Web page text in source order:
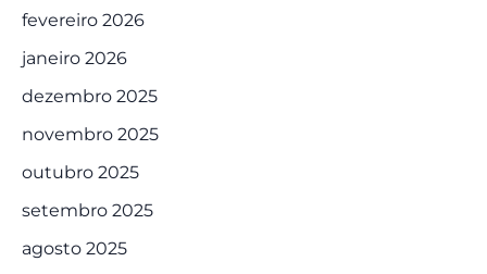
fevereiro 2026
janeiro 2026
dezembro 2025
novembro 2025
outubro 2025
setembro 2025
agosto 2025